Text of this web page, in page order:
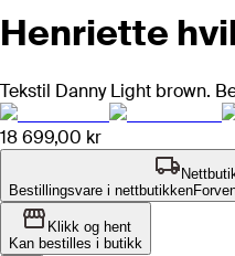
Henriette
Tekstil Danny Light brown.
18 699,00 kr
Bestillingsvare i nettbutikken
Klikk og hent
Kan bestilles i butikk